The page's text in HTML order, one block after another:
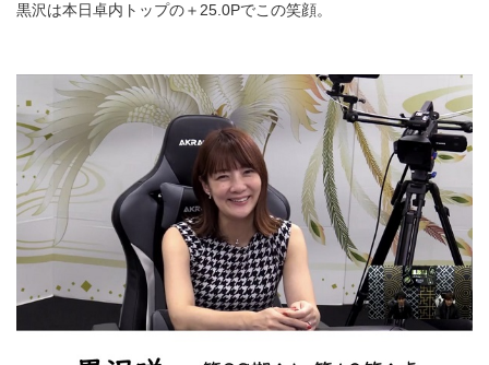
黒沢は本日卓内トップの＋25.0Pでこの笑顔。